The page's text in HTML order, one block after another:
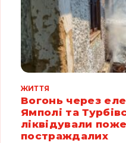
ЖИТТЯ
Вогонь через
Ямполі та
ліквідували
постраждалих